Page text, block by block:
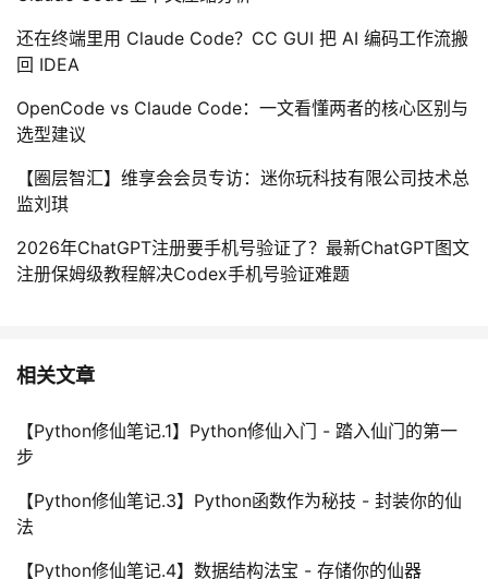
还在终端里用 Claude Code？CC GUI 把 AI 编码工作流搬
回 IDEA
OpenCode vs Claude Code：一文看懂两者的核心区别与
选型建议
【圈层智汇】维享会会员专访：迷你玩科技有限公司技术总
监刘琪
2026年ChatGPT注册要手机号验证了？最新ChatGPT图文
注册保姆级教程解决Codex手机号验证难题
相关文章
【Python修仙笔记.1】Python修仙入门 - 踏入仙门的第一
步
【Python修仙笔记.3】Python函数作为秘技 - 封装你的仙
法
【Python修仙笔记.4】数据结构法宝 - 存储你的仙器